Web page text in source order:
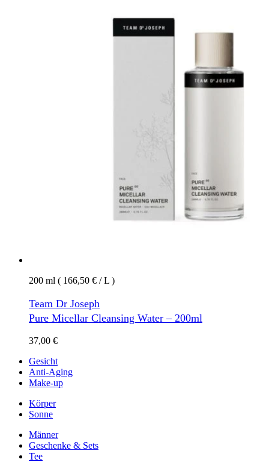
200 ml ( 166,50 € / L )
Team Dr Joseph
Pure Micellar Cleansing Water – 200ml
37,00 €
Gesicht
Anti-Aging
Make-up
Körper
Sonne
Männer
Geschenke & Sets
Tee